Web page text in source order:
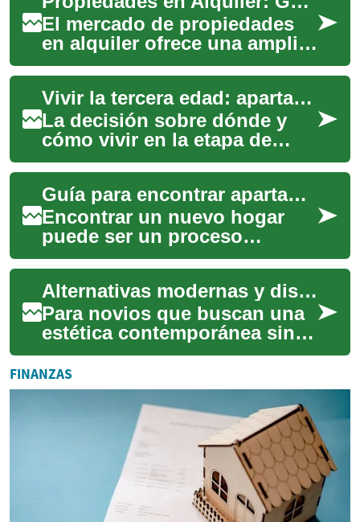
El mercado de propiedades
en alquiler ofrece una amplia
gama de opciones para
aquellos que buscan un
hogar temporal o...
Vivir la tercera edad: apartamentos modernos y retiro en Perú
La decisión sobre dónde y
cómo vivir en la etapa de
retiro implica más que una
mudanza: es una
planificación integral...
Guía para encontrar apartamentos de alquiler sin fianza
Encontrar un nuevo hogar
puede ser un proceso
emocionante, pero a menudo
viene acompañado de
importantes desembolsos ...Alternativas modernas y discretas al traje clásico
Para novios que buscan una
estética contemporánea sin
renunciar a la discreción,
existen múltiples alternativas
al tr...
FINANZAS